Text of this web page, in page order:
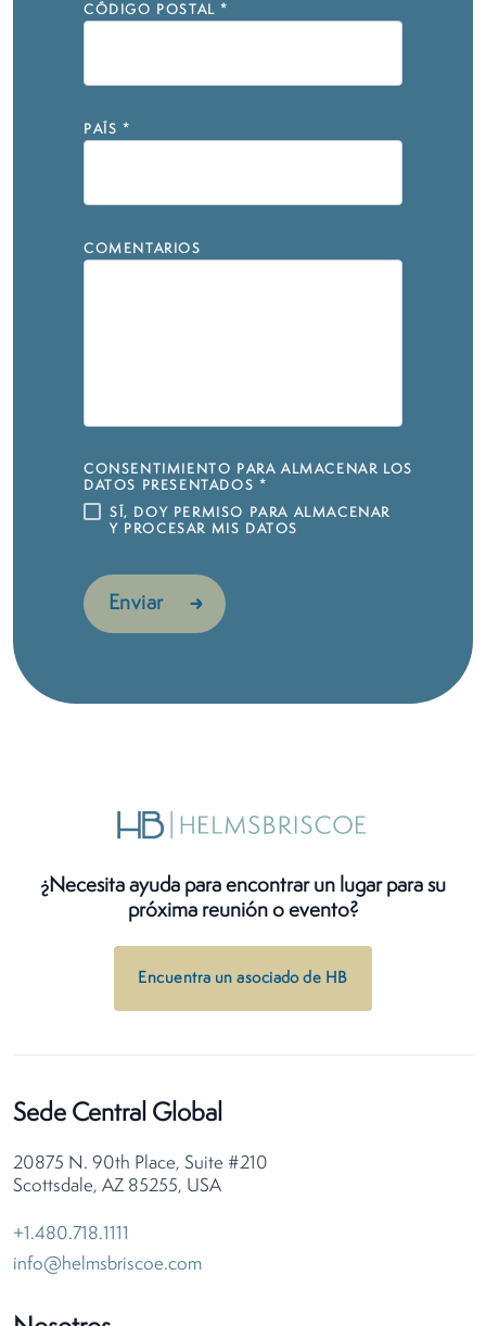
CÓDIGO POSTAL *
PAÍS *
COMENTARIOS
​​​​​​​CONSENTIMIENTO PARA ALMACENAR LOS
DATOS PRESENTADOS *
SÍ, DOY PERMISO PARA ALMACENAR
Y PROCESAR MIS DATOS
¿Necesita ayuda para encontrar un lugar para su
próxima reunión o evento?
Encuentra un asociado de HB
Sede Central Global
20875 N. 90th Place, Suite #210
Scottsdale, AZ 85255, USA
+1.480.718.1111
info@helmsbriscoe.com